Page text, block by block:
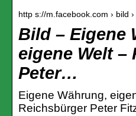
http s://m.facebook.com › bild
Bild – Eigene
eigene Welt –
Peter…
Eigene Währung,
Reichsbürger Peter